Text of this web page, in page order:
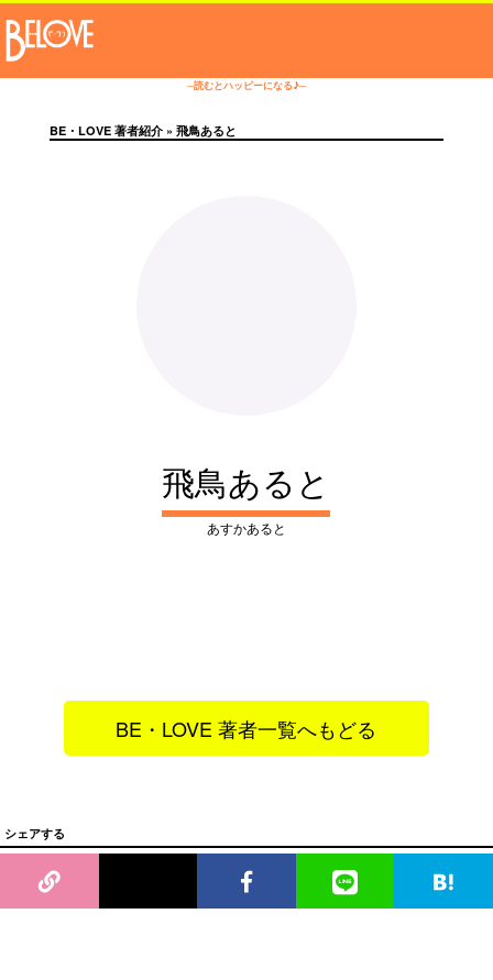
─読むとハッピーになる♪─
BE・LOVE 著者紹介» 飛鳥あると
飛鳥あると
あすかあると
BE・LOVE 著者一覧へもどる
シェアする